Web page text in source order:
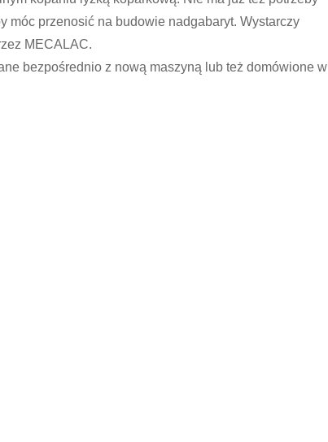
móc przenosić na budowie nadgabaryt. Wystarczy
MECALAC.
bezpośrednio z nową maszyną lub też domówione w